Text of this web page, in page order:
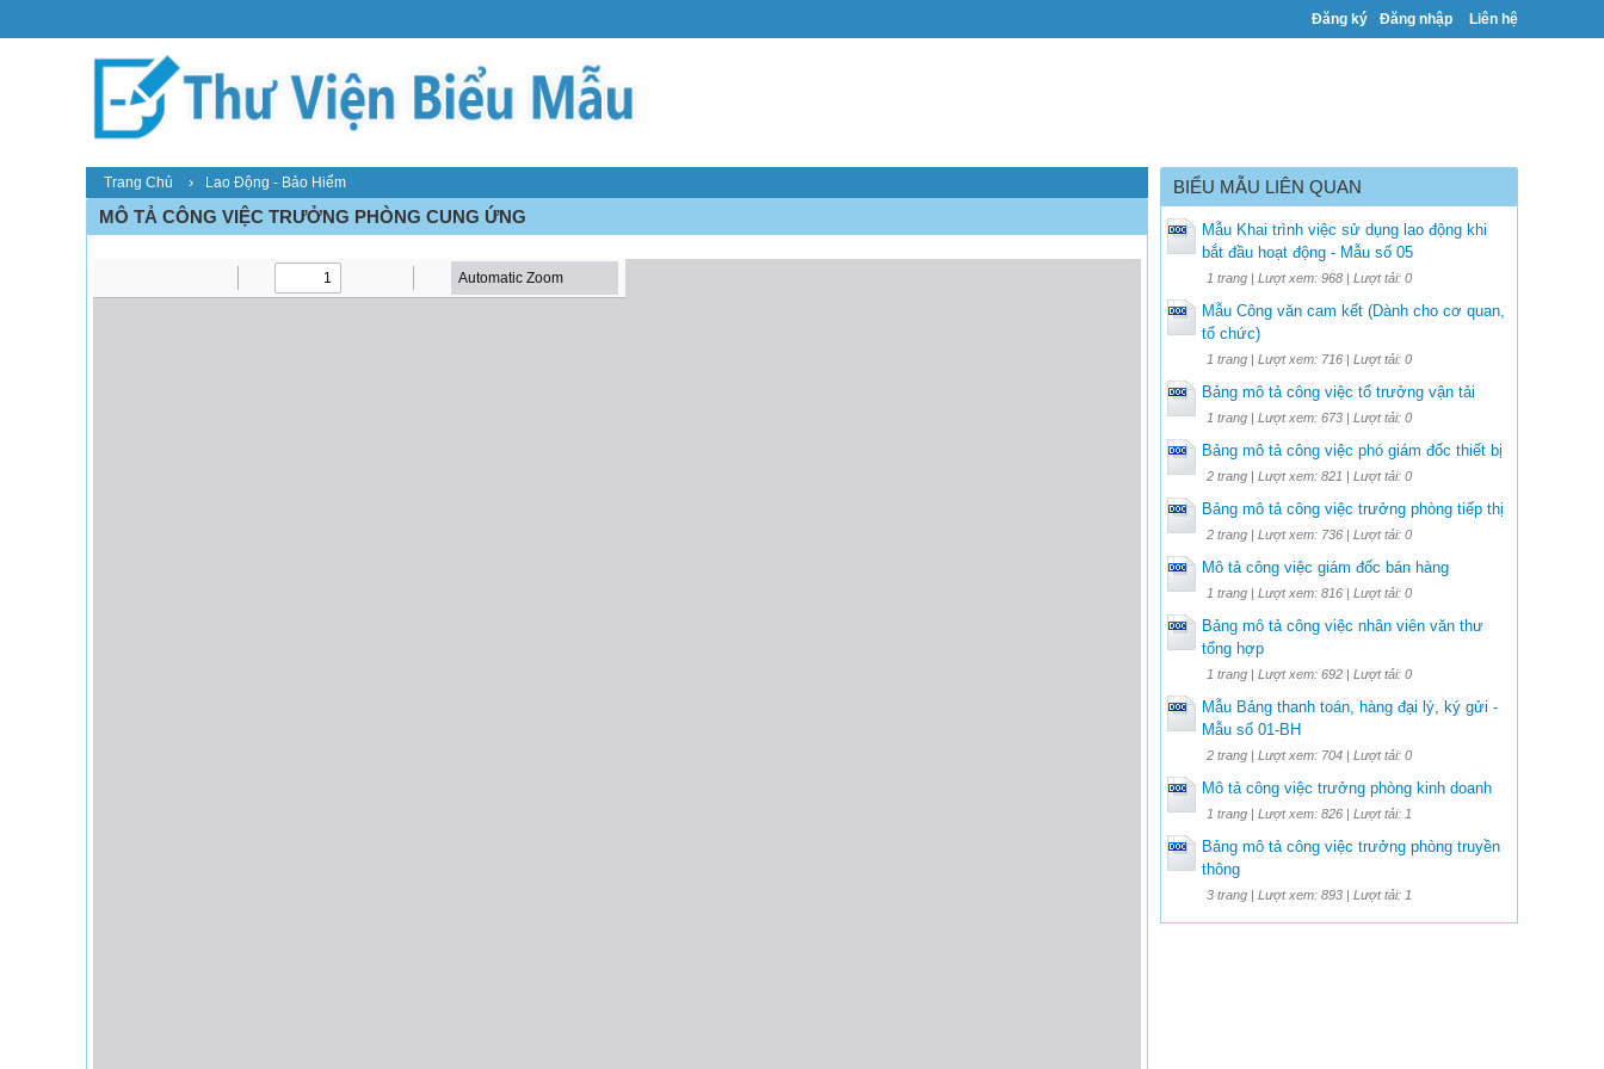
Đăng ký Đăng nhập Liên hệ
Trang Chủ › Lao Động - Bảo Hiểm
MÔ TẢ CÔNG VIỆC TRƯỞNG PHÒNG CUNG ỨNG
BIỂU MẪU LIÊN QUAN
Mẫu Khai trình việc sử dụng lao động khi
bắt đầu hoạt động - Mẫu số 05
1 trang | Lượt xem: 968 | Lượt tải: 0
Mẫu Công văn cam kết (Dành cho cơ quan,
tổ chức)
1 trang | Lượt xem: 716 | Lượt tải: 0
Bảng mô tả công việc tổ trưởng vận tải
1 trang | Lượt xem: 673 | Lượt tải: 0
Bảng mô tả công việc phó giám đốc thiết bị
2 trang | Lượt xem: 821 | Lượt tải: 0
Bảng mô tả công việc trưởng phòng tiếp thị
2 trang | Lượt xem: 736 | Lượt tải: 0
Mô tả công việc giám đốc bán hàng
1 trang | Lượt xem: 816 | Lượt tải: 0
Bảng mô tả công việc nhân viên văn thư
tổng hợp
1 trang | Lượt xem: 692 | Lượt tải: 0
Mẫu Bảng thanh toán, hàng đại lý, ký gửi -
Mẫu số 01-BH
2 trang | Lượt xem: 704 | Lượt tải: 0
Mô tả công việc trưởng phòng kinh doanh
1 trang | Lượt xem: 826 | Lượt tải: 1
Bảng mô tả công việc trưởng phòng truyền
thông
3 trang | Lượt xem: 893 | Lượt tải: 1